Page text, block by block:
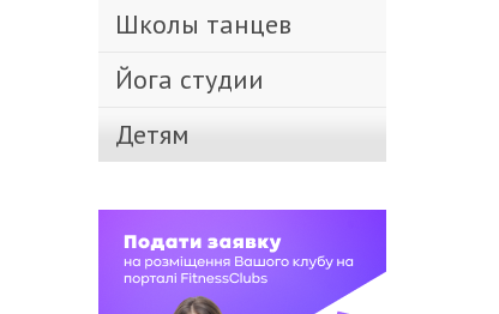
Школы танцев
Йога студии
Детям